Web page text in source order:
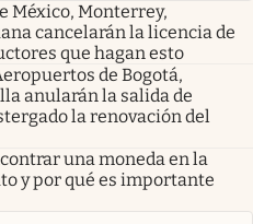
México, Monterrey,
cancelarán la licencia de
que hagan esto
de Bogotá,
anularán la salida de
la renovación del
una moneda en la
y por qué es importante